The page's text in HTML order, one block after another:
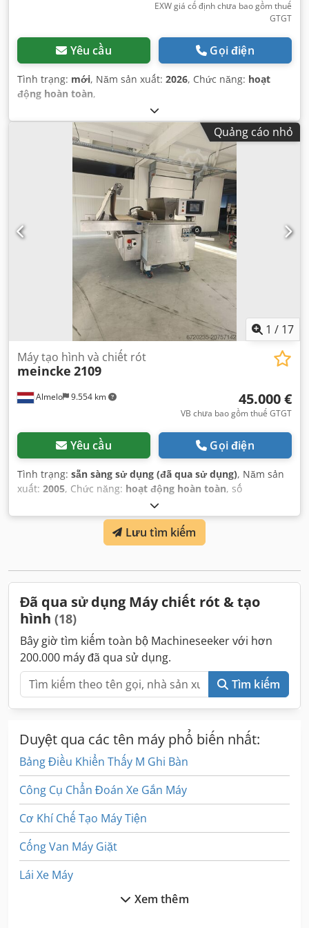
EXW giá cố định chưa bao gồm thuế
GTGT
Yêu cầu Gọi điện
Tình trạng: mới, Năm sản xuất: 2026, Chức năng: hoạt
động hoàn toàn,
Quảng cáo nhỏ
1 / 17
Almelo 9.554 km
Máy tạo hình và chiết rót
meincke 2109
45.000 €
VB chưa bao gồm thuế GTGT
Yêu cầu Gọi điện
Tình trạng: sẵn sàng sử dụng (đã qua sử dụng), Năm sản
xuất: 2005, Chức năng: hoạt động hoàn toàn, số
9010x1230, tổng chiều dài:
tổng chiều rộng:2.300 mm, tổng chiều cao:1.800 mm, loại
ba pha, điện áp đầu vào:
1.200 mm, bề rộng băng tải:
Lưu tìm kiếm
Đã qua sử dụng Máy chiết rót & tạo
hình (18)
Bây giờ tìm kiếm toàn bộ Machineseeker với hơn
200.000 máy đã qua sử dụng.
Tìm kiếm
Duyệt qua các tên máy phổ biến nhất:
Bảng Điều Khiển Thấy M Ghi Bàn
Công Cụ Chẩn Đoán Xe Gắn Máy
Cơ Khí Chế Tạo Máy Tiện
Cống Van Máy Giặt
Lái Xe Máy
Xem thêm